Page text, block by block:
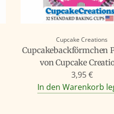
Cupcake Creations
Cupcakebackförmchen
von Cupcake
3,95 €
In den Warenkorb